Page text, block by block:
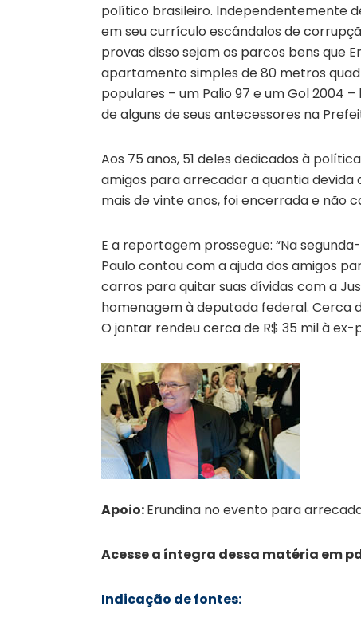
político brasileiro. Independentemente
em seu currículo escândalos de
provas disso sejam os parcos bens que
apartamento simples de80 metros
populares – um Palio 97 e um Gol 2004
de alguns de seus antecessores na
Aos 75 anos, 51 deles dedicados à
amigos para arrecadar a quantia devida
mais de vinte anos, foi encerrada e não
E a reportagem prossegue: “Na
Paulo contou com a ajuda dos amigos
carros para quitar suas dívidas com a
homenagem à deputada federal. Cerca
O jantar rendeu cerca de R$ 35 mil à ex-
Apoio:Erundina no evento para
Acesse a íntegra dessa matéria em
Indicação de fontes: